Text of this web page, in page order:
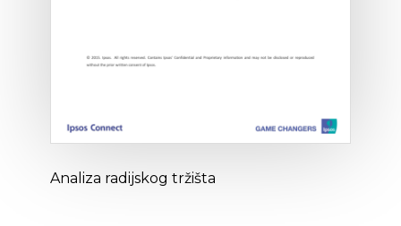
Analiza radijskog tržišta